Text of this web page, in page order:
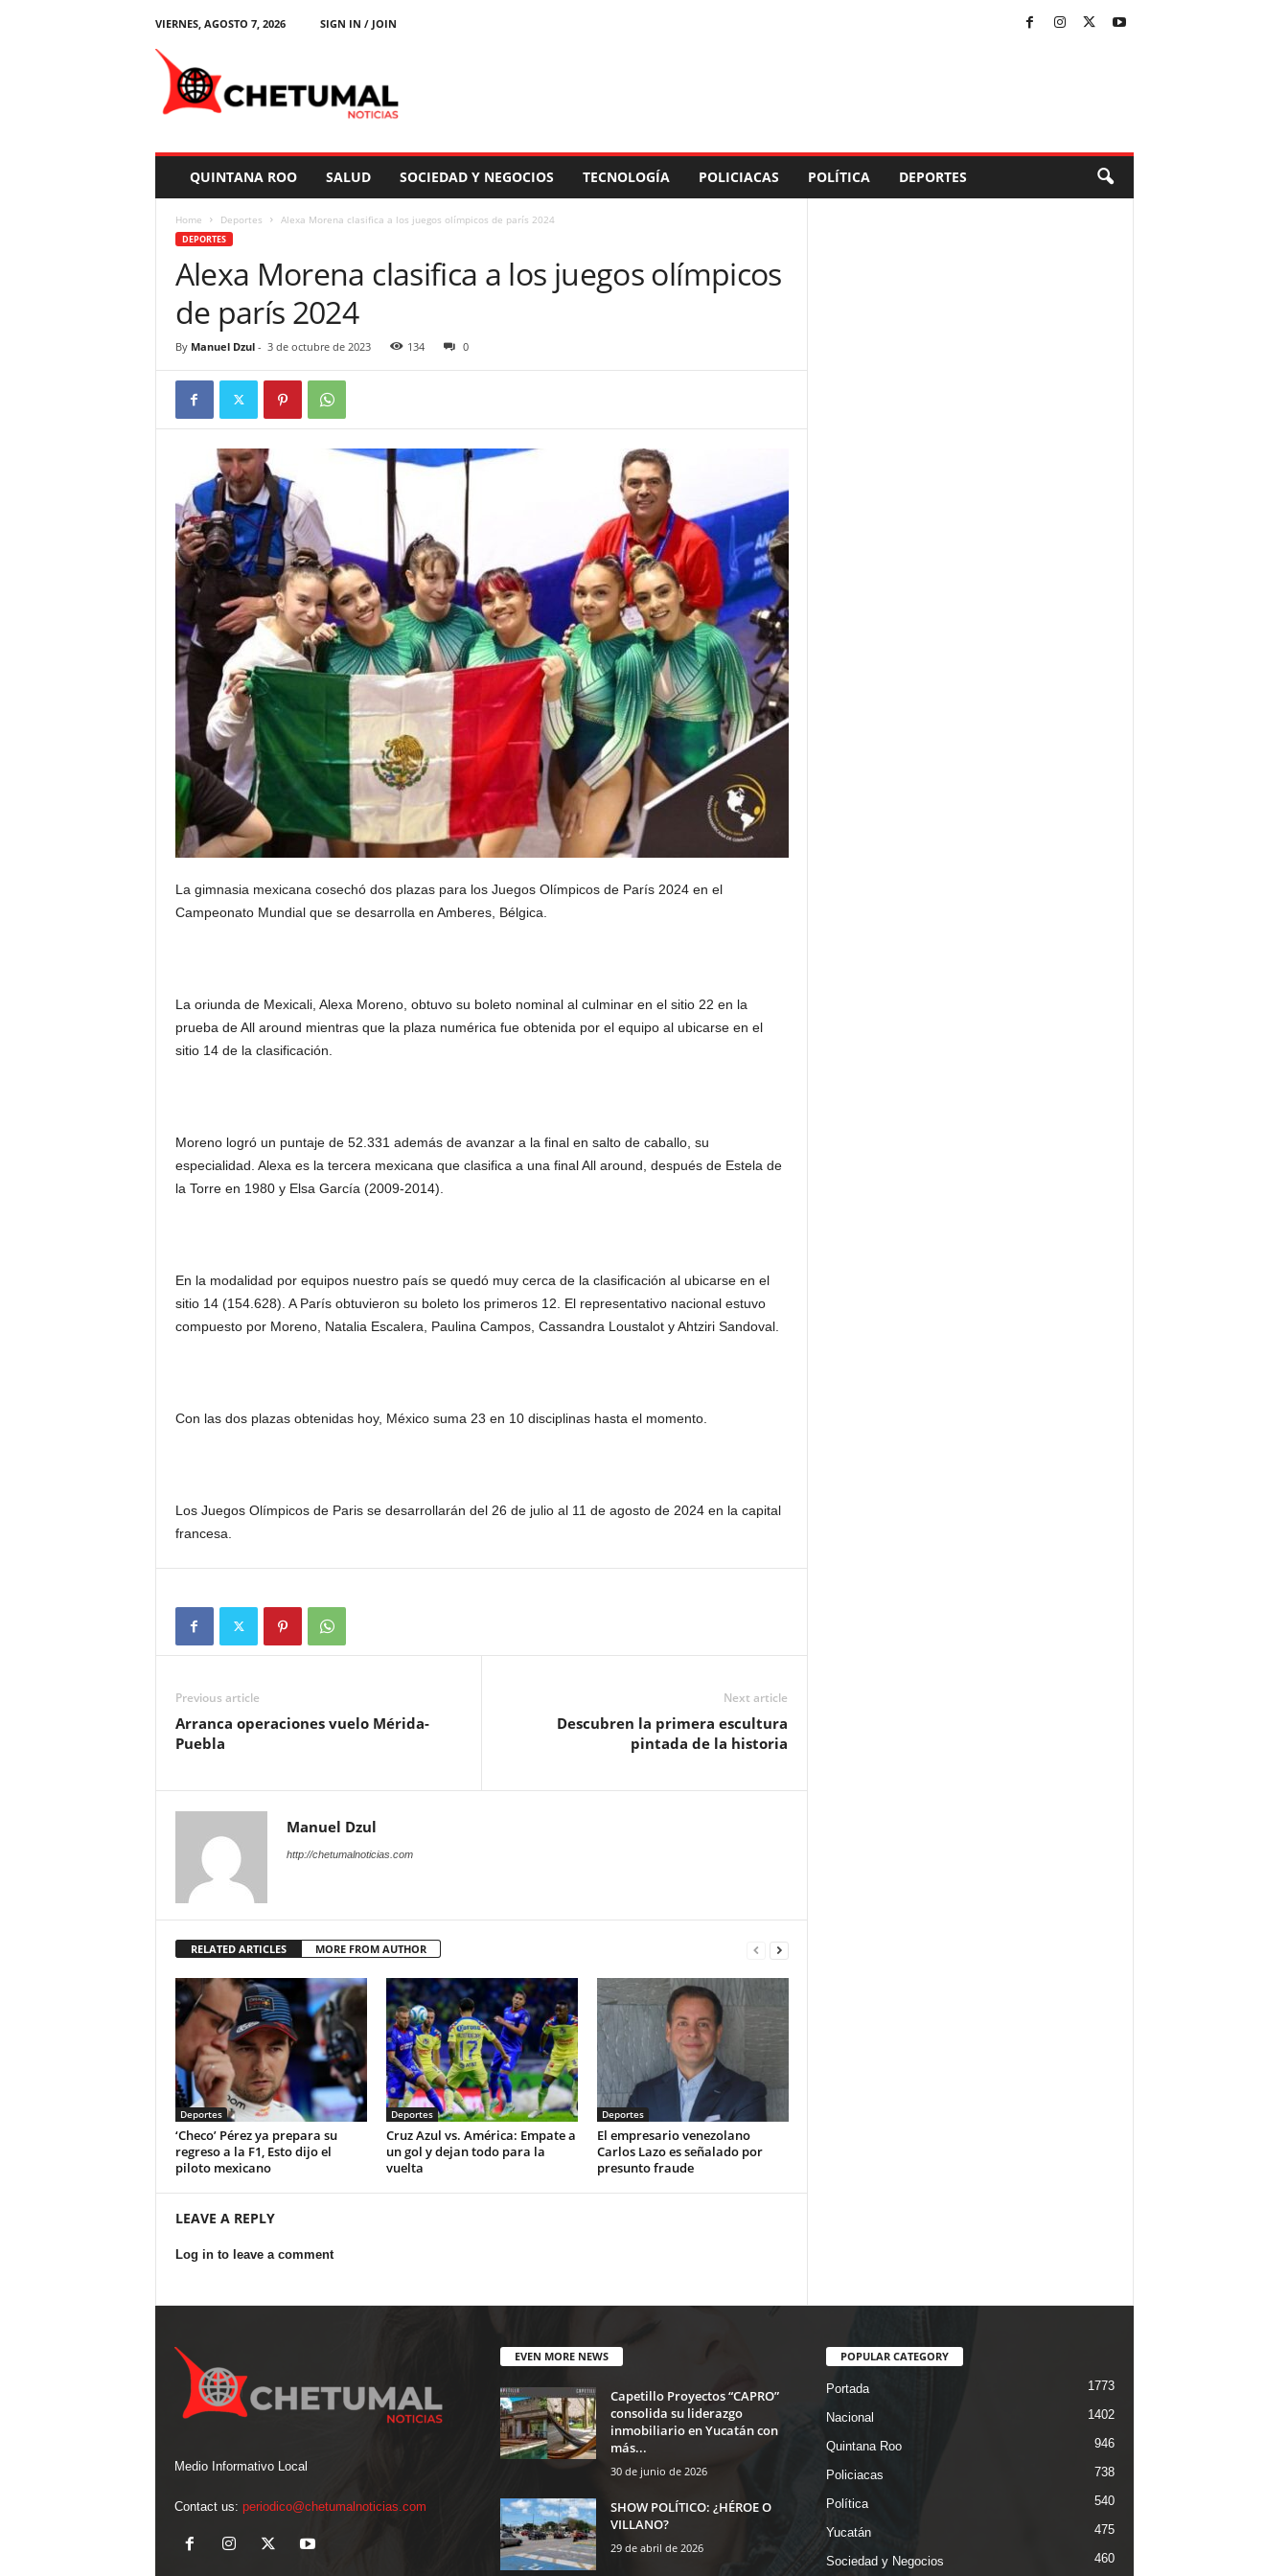
VIERNES, AGOSTO 7, 2026
SIGN IN / JOIN
QUINTANA ROO SALUD SOCIEDAD Y NEGOCIOS TECNOLOGÍA POLICIACAS POLÍTICA DEPORTES
Home Deportes Alexa Morena clasifica a los juegos olímpicos de parís 2024
DEPORTES
Alexa Morena clasifica a los juegos olímpicos
de parís 2024
By Manuel Dzul- 3 de octubre de 2023 134 0
La gimnasia mexicana cosechó dos plazas para los Juegos Olímpicos de París 2024 en el
Campeonato Mundial que se desarrolla en Amberes, Bélgica.
La oriunda de Mexicali, Alexa Moreno, obtuvo su boleto nominal al culminar en el sitio 22 en la
prueba de All around mientras que la plaza numérica fue obtenida por el equipo al ubicarse en el
sitio 14 de la clasificación.
Moreno logró un puntaje de 52.331 además de avanzar a la final en salto de caballo, su
especialidad. Alexa es la tercera mexicana que clasifica a una final All around, después de Estela de
la Torre en 1980 y Elsa García (2009-2014).
En la modalidad por equipos nuestro país se quedó muy cerca de la clasificación al ubicarse en el
sitio 14 (154.628). A París obtuvieron su boleto los primeros 12. El representativo nacional estuvo
compuesto por Moreno, Natalia Escalera, Paulina Campos, Cassandra Loustalot y Ahtziri Sandoval.
Con las dos plazas obtenidas hoy, México suma 23 en 10 disciplinas hasta el momento.
Los Juegos Olímpicos de Paris se desarrollarán del 26 de julio al 11 de agosto de 2024 en la capital
francesa.
Previous article
Arranca operaciones vuelo Mérida-
Puebla
Next article
Descubren la primera escultura
pintada de la historia
Manuel Dzul
http://chetumalnoticias.com
RELATED ARTICLES MORE FROM AUTHOR
Deportes
‘Checo’ Pérez ya prepara su
regreso a la F1, Esto dijo el
piloto mexicano
Deportes
Cruz Azul vs. América: Empate a
un gol y dejan todo para la
vuelta
Deportes
El empresario venezolano
Carlos Lazo es señalado por
presunto fraude
LEAVE A REPLY
Log in to leave a comment
Medio Informativo Local
Contact us: periodico@chetumalnoticias.com
EVEN MORE NEWS
Capetillo Proyectos “CAPRO”
consolida su liderazgo
inmobiliario en Yucatán con
más...
30 de junio de 2026
SHOW POLÍTICO: ¿HÉROE O
VILLANO?
29 de abril de 2026
POPULAR CATEGORY
Portada 1773
Nacional 1402
Quintana Roo 946
Policiacas 738
Política 540
Yucatán 475
Sociedad y Negocios 460